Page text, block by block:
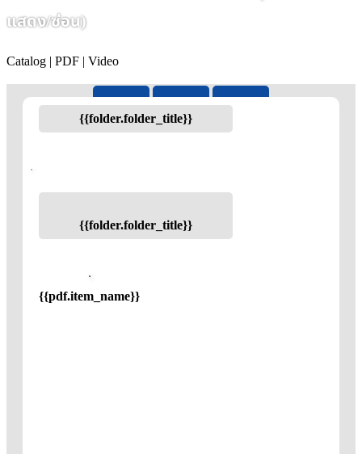
แสดง/ซ่อน)
Catalog | PDF | Video
{{folder.folder_title}}
{{folder.folder_title}}
{{pdf.item_name}}